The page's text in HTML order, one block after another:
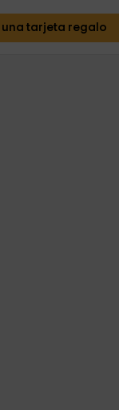
una tarjeta regalo